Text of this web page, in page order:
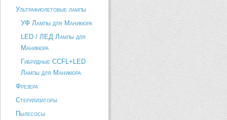
Ультрафиолетовые лампы
УФ Лампы для Маникюра
LED / ЛЕД Лампы для
Маникюра
Гибридные CCFL+LED
Лампы для Маникюра
Фрезера
Стерилизаторы
Пылесосы